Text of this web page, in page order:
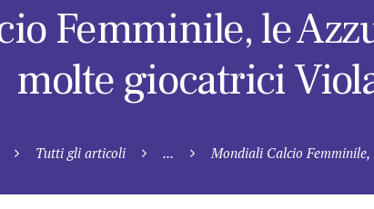
Femminile, le
molte giocatrici
Tutti gli articoli ... Mondiali Calcio Femminile,